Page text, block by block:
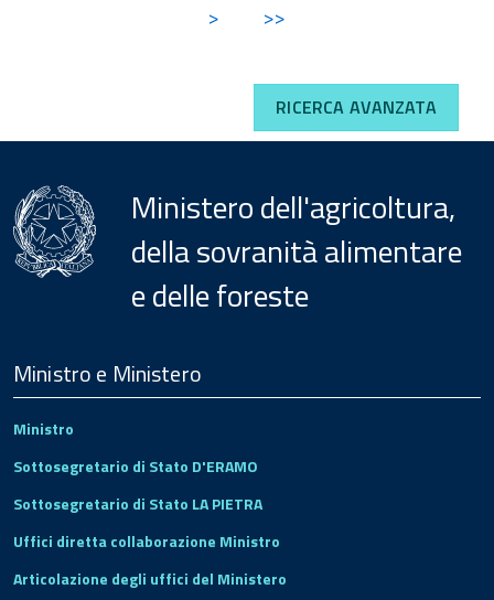
> >>
RICERCA AVANZATA
Ministero dell'agricoltura,
della sovranità alimentare
e delle foreste
Footer
Ministro e Ministero
Ministro
Sottosegretario di Stato D'ERAMO
Sottosegretario di Stato LA PIETRA
Uffici diretta collaborazione Ministro
Articolazione degli uffici del Ministero